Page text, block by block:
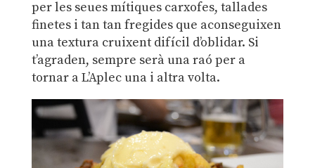
per les seues mítiques carxofes, tallades
finetes i tan tan fregides que aconseguixen
una textura cruixent difícil d’oblidar. Si
t’agraden, sempre serà una raó per a
tornar a L’Aplec una i altra volta.